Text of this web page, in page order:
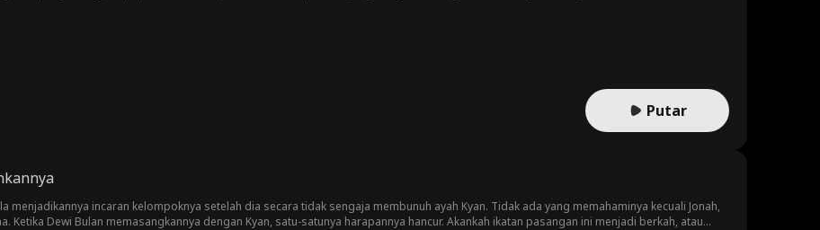
Putar
menjadikannya incaran kelompoknya setelah dia secara tidak sengaja membunuh ayah Kyan. Tidak ada yang memahaminya kecuali Jonah,
Ketika Dewi Bulan memasangkannya dengan Kyan, satu-satunya harapannya hancur. Akankah ikatan pasangan ini menjadi berkah, atau